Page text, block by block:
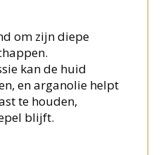
om zijn diepe
kan de huid
en arganolie helpt
te houden,
blijft.